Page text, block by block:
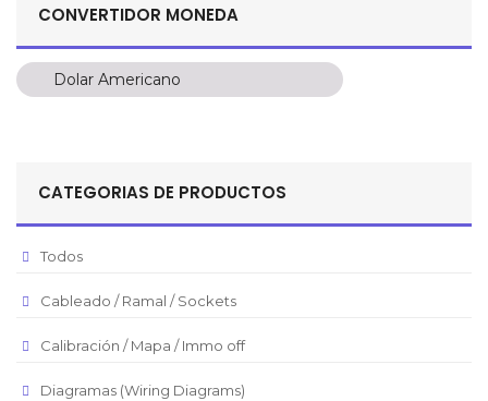
CONVERTIDOR MONEDA
Dolar Americano
Dolar Americano
Pesos Mexicanos
Euro
Real Brasilero
CATEGORIAS DE PRODUCTOS
Todos
Cableado / Ramal / Sockets
Calibración / Mapa / Immo off
Diagramas (Wiring Diagrams)